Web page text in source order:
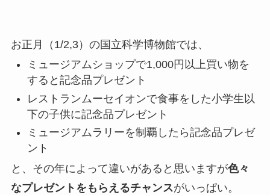
お正月（1/2,3）の国立科学博物館では、
ミュージアムショップで1,000円以上買い物を
すると記念品プレゼント
レストランムーセイオンで食事をした小学生以
下の子供に記念品プレゼント
ミュージアムラリーを制覇したら記念品プレゼ
ント
と、その年によって違いがあると思いますが色々
なプレゼントをもらえるチャンスがいっぱい。